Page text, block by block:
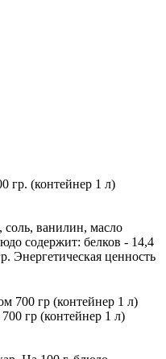
гр. (контейнер 1 л)
соль, ванилин, масло
содержит: белков - 14,4
Энергетическая ценность
гр (контейнер 1 л)